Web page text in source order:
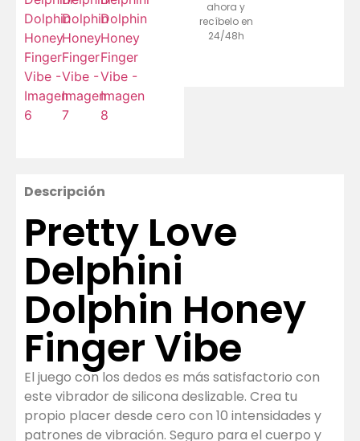
ahora y
recíbelo en
24/48h
Descripción
Pretty Love
Delphini
Dolphin Honey
Finger Vibe
El juego con los dedos es más satisfactorio con
este vibrador de silicona deslizable. Crea tu
propio placer desde cero con 10 intensidades y
patrones de vibración. Seguro para el cuerpo y